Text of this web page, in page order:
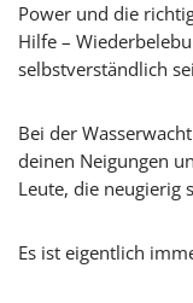
Power und die
Hilfe –
selbstverständlich
Bei der
deinen Neigungen
Leute, die neugierig
Es ist eigentlich